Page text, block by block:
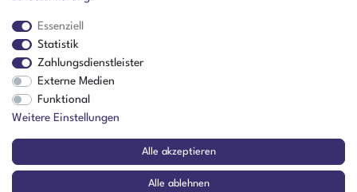
Sperrgut, Spedition und Versand ins Ausland
² Nur für Firmen mit Sitz in Deutschland
© Copyright 2026 Amikon GmbH | Alle Rechte vorbehalten.
Essenziell
Statistik
Zahlungsdienstleister
Externe Medien
Funktional
Weitere Einstellungen
Alle akzeptieren
Alle ablehnen